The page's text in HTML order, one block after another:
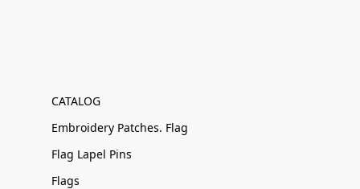
CATALOG
Embroidery Patches. Flag
Flag Lapel Pins
Flags